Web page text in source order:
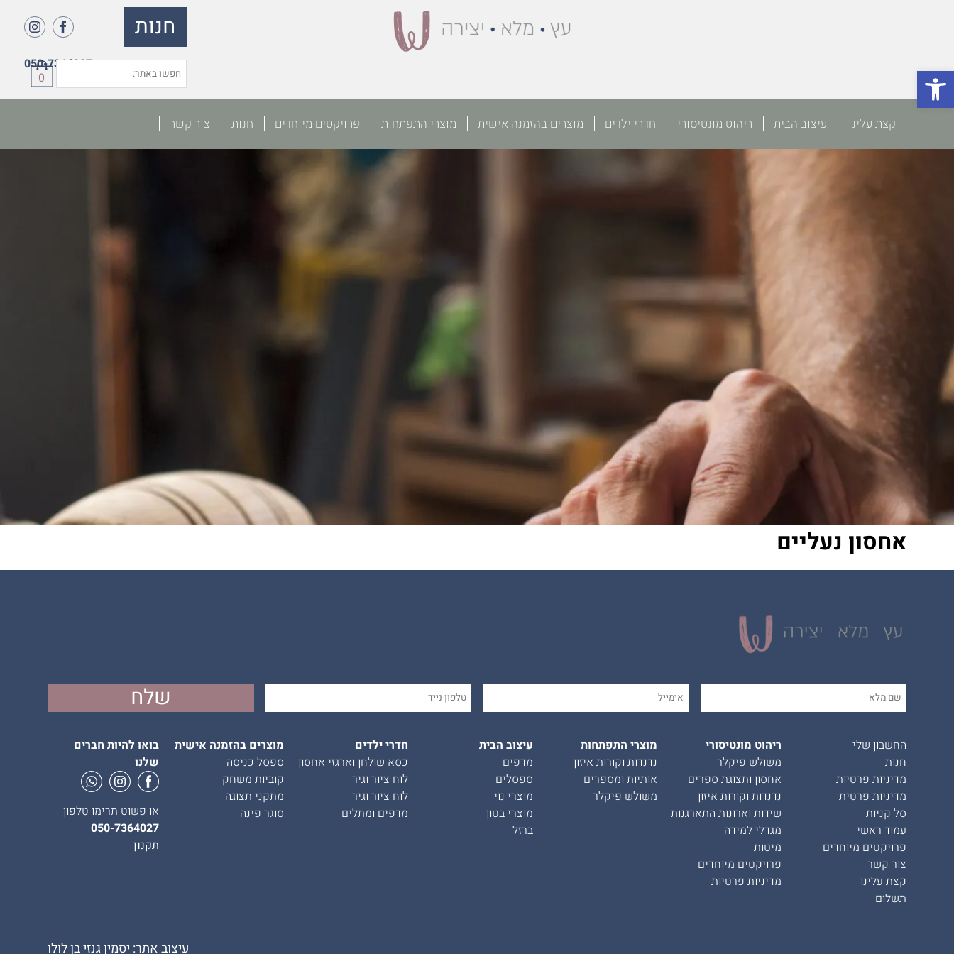
פתח סרגל נגישות
חנות
050-7364027
0
קצת עלינו עיצוב הבית ריהוט מונטיסורי חדרי ילדים מוצרים בהזמנה אישית מוצרי התפתחות פרויקטים מיוחדים חנות צור קשר
אחסון נעליים
החשבון שלי
חנות
מדיניות פרטיות
מדיניות פרטית
סל קניות
עמוד ראשי
פרויקטים מיוחדים
צור קשר
קצת עלינו
תשלום
ריהוט מונטיסורי
משולש פיקלר
אחסון ותצוגת ספרים
נדנדות וקורות איזון
שידות וארונות התארגנות
מגדלי למידה
מיטות
פרויקטים מיוחדים
מדיניות פרטיות
מוצרי התפתחות
נדנדות וקורות איזון
אותיות ומספרים
משולש פיקלר
עיצוב הבית
מדפים
ספסלים
מוצרי נוי
מוצרי בטון
ברזל
חדרי ילדים
כסא שולחן וארגזי אחסון
לוח ציור וגיר
לוח ציור וגיר
מדפים ומתלים
מוצרים בהזמנה אישית
ספסל כניסה
קוביות משחק
מתקני תצוגה
סוגר פינה
בואו להיות חברים
שלנו
או פשוט תרימו טלפון
050-7364027
תקנון
עיצוב אתר: יסמין גנזי בן לולו